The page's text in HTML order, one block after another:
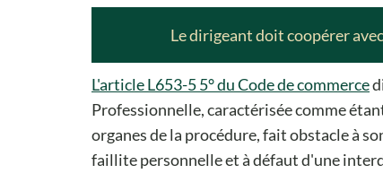
Le dirigeant doit coopérer
L'article L653-5 5° du Code de commerce
Professionnelle, caractérisée comme
organes de la procédure, fait obstacle à
faillite personnelle et à défaut d'une